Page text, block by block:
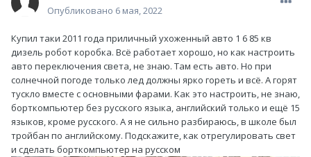
Опубликовано 6 мая, 2022
Купил таки 2011 года приличный ухоженный авто 1 6 85 кв
дизель робот коробка. Всё работает хорошо, но как настроить
авто переключения света, не знаю. Там есть авто. Но при
солнечной погоде только лед должны ярко гореть и всё. А горят
тускло вместе с основными фарами. Как это настроить, не знаю,
борткомпьютер без русского языка, английский только и ещё 15
языков, кроме русского. А я не сильно разбираюсь, в школе был
тройбан по английскому. Подскажите, как отрегулировать свет
и сделать борткомпьютер на русском